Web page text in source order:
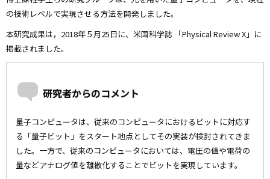
の技術レベルで実現させる方法を開発しました。
本研究成果は，2018年５月25日に、米国科学誌 「Physical Review X」に
掲載されました。
研究者からのコメント
量子コンピュータは、従来のコンピュータにおけるビットに対応す
る「量子ビット」をスタート地点としてその実装が検討されてきま
した。一方で、従来のコンピュータにおいては、電圧の値や電荷の
量などアナログ値を離散化することでビットを実現しています。